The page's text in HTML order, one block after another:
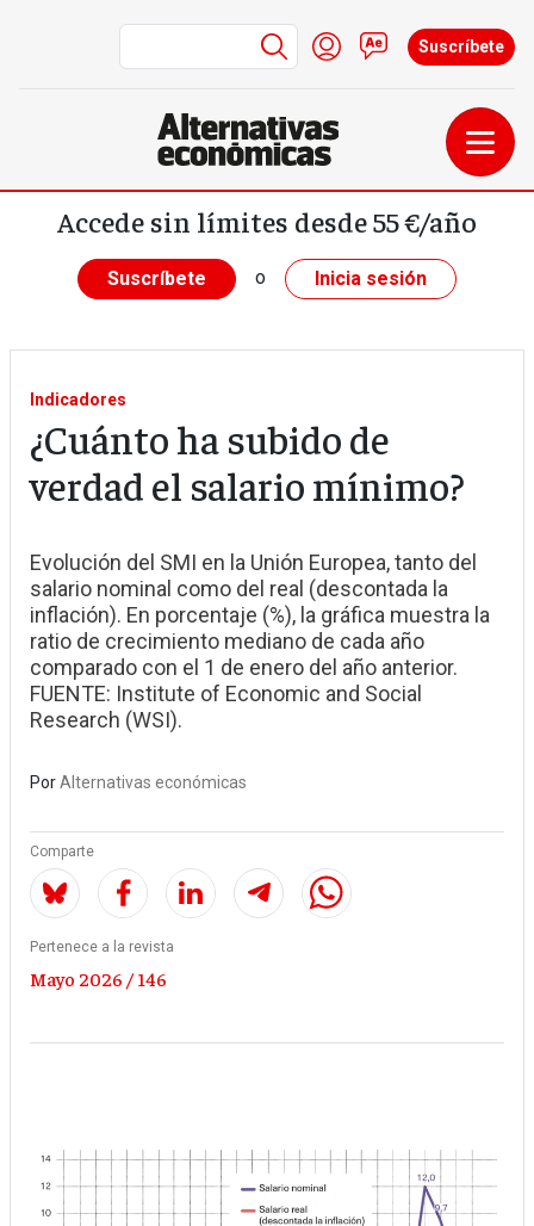
Pasar al contenido principal
Menú de cuenta de
Iniciar sesión
Contacto
Suscríbete
Accede sin límites desde 55 €/año
Suscríbete o Inicia sesión
Indicadores
¿Cuánto ha subido de
verdad el salario mínimo?
Evolución del SMI en la Unión Europea, tanto del
salario nominal como del real (descontada la
inflación). En porcentaje (%), la gráfica muestra la
ratio de crecimiento mediano de cada año
comparado con el 1 de enero del año anterior.
FUENTE: Institute of Economic and Social
Research (WSI).
PorAlternativas económicas
Comparte
Pertenece a la revista
Mayo 2026 / 146
Imagen